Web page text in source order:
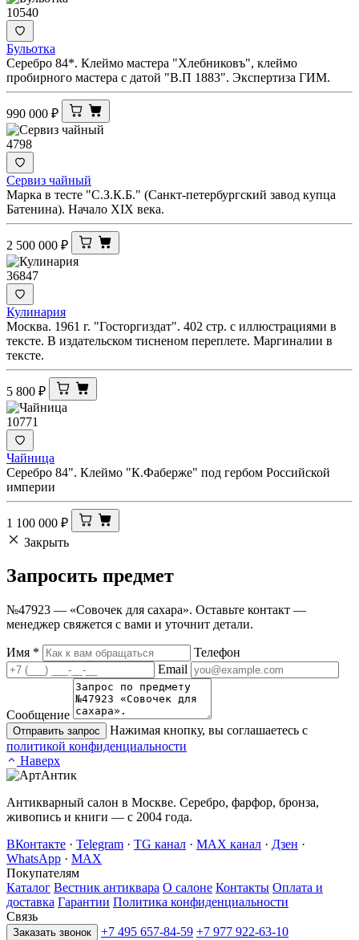
10540
Бульотка
Серебро 84*. Клеймо мастера "Хлебниковъ", клеймо
пробирного мастера с датой "В.П 1883". Экспертиза ГИМ.
990 000 ₽
4798
Сервиз чайный
Марка в тесте "С.З.К.Б." (Санкт-петербургский завод купца
Батенина). Начало XIX века.
2 500 000 ₽
36847
Кулинария
Москва. 1961 г. "Госторгиздат". 402 стр. с иллюстрациями в
тексте. В издательском тисненом переплете. Маргиналии в
тексте.
5 800 ₽
10771
Чайница
Серебро 84". Клеймо "К.Фаберже" под гербом Российской
империи
1 100 000 ₽
Закрыть
Запросить предмет
№47923 — «Совочек для сахара». Оставьте контакт —
менеджер свяжется с вами и уточнит детали.
Имя *
Телефон
Email
Сообщение
Отправить запрос
Нажимая кнопку, вы соглашаетесь с
политикой конфиденциальности
Наверх
Антикварный салон в Москве. Серебро, фарфор, бронза,
живопись и книги — с 2004 года.
ВКонтакте · Telegram · TG канал · MAX канал · Дзен ·
WhatsApp · MAX
Покупателям
Каталог Вестник антиквара О салоне Контакты Оплата и
доставка Гарантии Политика конфиденциальности
Связь
Заказать звонок +7 495 657-84-59 +7 977 922-63-10